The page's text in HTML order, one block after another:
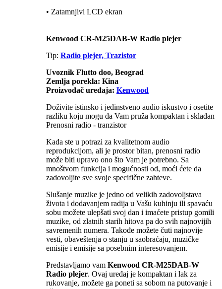
• Zatamnjivi LCD ekran
Kenwood CR-M25DAB-W Radio plejer
Tip: Radio plejer, Trazistor
Uvoznik Flutto doo, Beograd
Zemlja porekla: Kina
Proizvođač uređaja: Kenwood
Doživite istinsko i jedinstveno audio iskustvo i osetite
razliku koju mogu da Vam pruža kompaktan i skladan
Prenosni radio - tranzistor
Kada ste u potrazi za kvalitetnom audio
reprodukcijom, ali je prostor bitan, prenosni radio
može biti upravo ono što Vam je potrebno. Sa
mnoštvom funkcija i mogućnosti od, moći ćete da
zadovoljite sve svoje specifične zahteve.
Slušanje muzike je jedno od velikih zadovoljstava
života i dodavanjem radija u Vašu kuhinju ili spavaću
sobu možete ulepšati svoj dan i imaćete pristup gomili
muzike, od zlatnih starih hitova pa do svih najnovijih
savremenih numera. Takođe možete čuti najnovije
vesti, obaveštenja o stanju u saobraćaju, muzičke
emisije i emisije sa posebnim interesovanjem.
Predstavljamo vam Kenwood CR-M25DAB-W
Radio plejer. Ovaj uređaj je kompaktan i lak za
rukovanje, možete ga poneti sa sobom na putovanje i